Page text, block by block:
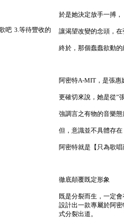
於是她決定放手一搏，
讓渴望改變的念頭，
終於，那個蠢蠢欲動
阿密特A-MIT，是張惠
更確切來說，她是從”
強調言之有物的音樂
但，意識並不具體存
阿密特就是【只為歌
徹底顛覆既定形象
既是分裂而生，一定
設計出一款專屬於阿
式分裂出道。
吧 3.等待豐收的